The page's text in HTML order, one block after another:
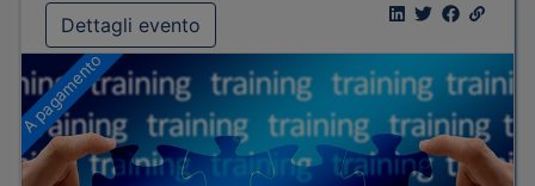
Dettagli evento
A pagamento